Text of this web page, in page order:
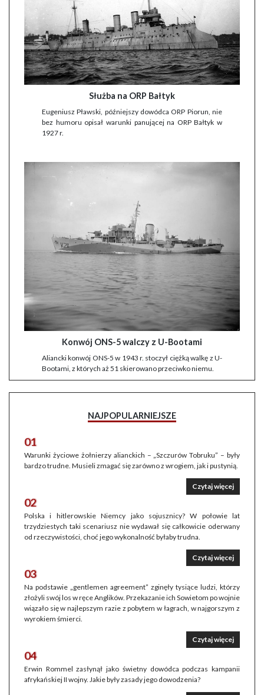
Służba na ORP Bałtyk
Eugeniusz Pławski, późniejszy dowódca ORP Piorun, nie
bez humoru opisał warunki panującej na ORP Bałtyk w
1927 r.
Konwój ONS-5 walczy z U-Bootami
Aliancki konwój ONS-5 w 1943 r. stoczył ciężką walkę z U-
Bootami, z których aż 51 skierowano przeciwko niemu.
NAJPOPULARNIEJSZE
01
Warunki życiowe żołnierzy alianckich – „Szczurów Tobruku” – były
bardzo trudne. Musieli zmagać się zarówno z wrogiem, jak i pustynią.
Czytaj więcej
02
Polska i hitlerowskie Niemcy jako sojusznicy? W połowie lat
trzydziestych taki scenariusz nie wydawał się całkowicie oderwany
od rzeczywistości, choć jego wykonalność byłaby trudna.
Czytaj więcej
03
Na podstawie „gentlemen agreement” zginęły tysiące ludzi, którzy
złożyli swój los w ręce Anglików. Przekazanie ich Sowietom po wojnie
wiązało się w najlepszym razie z pobytem w łagrach, w najgorszym z
wyrokiem śmierci.
Czytaj więcej
04
Erwin Rommel zasłynął jako świetny dowódca podczas kampanii
afrykańskiej II wojny. Jakie były zasady jego dowodzenia?